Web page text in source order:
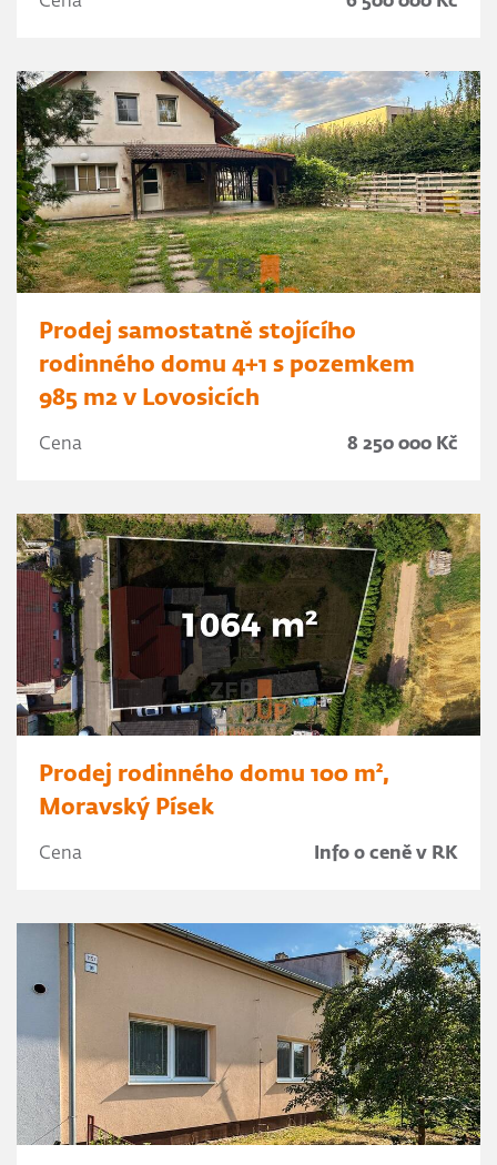
Prodej samostatně stojícího
rodinného domu 4+1 s pozemkem
985 m2 v Lovosicích
Cena 8 250 000 Kč
Prodej rodinného domu 100 m²,
Moravský Písek
Cena Info o ceně v RK